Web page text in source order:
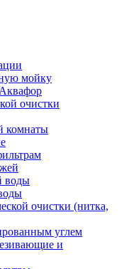
мойку
очистки
комнаты
воды
очистки (нитка,
углем
и